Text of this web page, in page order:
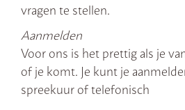
vragen te stellen.
Aanmelden
Voor ons is het prettig als je
of je komt. Je kunt je
spreekuur of telefonisch